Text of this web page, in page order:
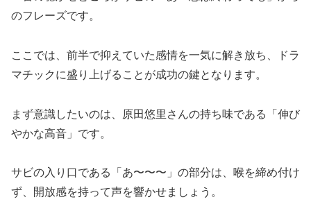
のフレーズです。
ここでは、前半で抑えていた感情を一気に解き放ち、ドラ
マチックに盛り上げることが成功の鍵となります。
まず意識したいのは、原田悠里さんの持ち味である「伸び
やかな高音」です。
サビの入り口である「あ〜〜〜」の部分は、喉を締め付け
ず、開放感を持って声を響かせましょう。